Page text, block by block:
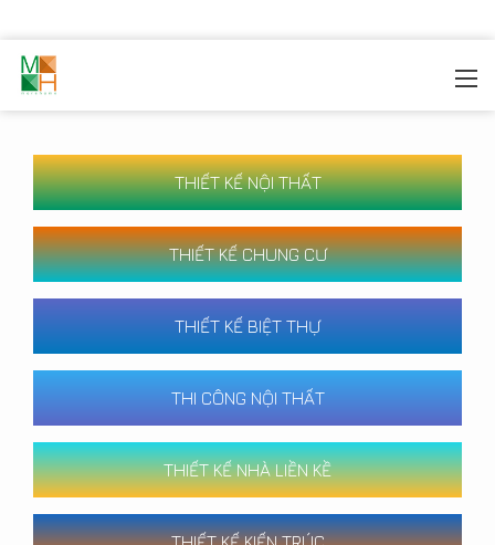
THIẾT KẾ NỘI THẤT
THIẾT KẾ CHUNG CƯ
THIẾT KẾ BIỆT THỰ
THI CÔNG NỘI THẤT
THIẾT KẾ NHÀ LIỀN KỀ